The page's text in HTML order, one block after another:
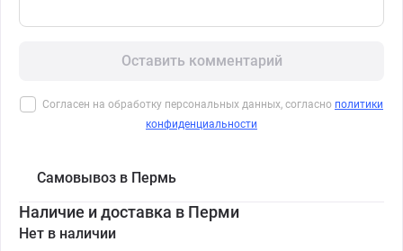
Оставить комментарий
Согласен на обработку персональных данных, согласно политики
конфиденциальности
Самовывоз в Пермь
Наличие и доставка в Перми
Нет в наличии